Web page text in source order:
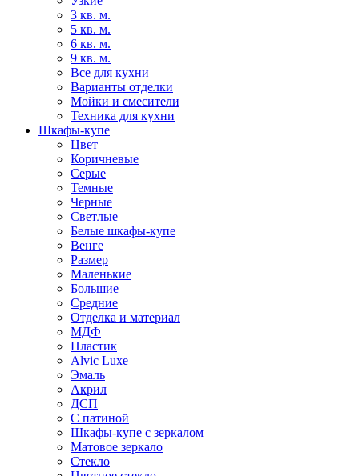
3 кв. м.
5 кв. м.
6 кв. м.
9 кв. м.
Все для кухни
Варианты отделки
Мойки и смесители
Техника для кухни
Шкафы-купе
Цвет
Коричневые
Серые
Темные
Черные
Светлые
Белые шкафы-купе
Венге
Размер
Маленькие
Большие
Средние
Отделка и материал
МДФ
Пластик
Alvic Luxe
Эмаль
Акрил
ДСП
С патиной
Шкафы-купе с зеркалом
Матовое зеркало
Стекло